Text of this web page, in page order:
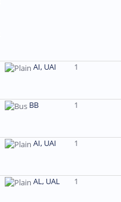
AI, UAI 1
BB 1
AI, UAI 1
AL, UAL 1